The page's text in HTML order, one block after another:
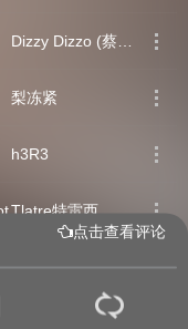
梨冻紧
h3R3
Tlatre特雷西
颜人中
点击查看评论